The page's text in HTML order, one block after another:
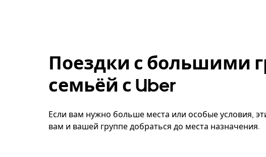
Поездки с большими
семьёй с Uber
Если вам нужно больше места или особые условия,
вам и вашей группе добраться до места назначения.